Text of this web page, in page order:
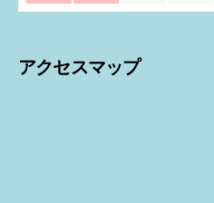
アクセスマップ